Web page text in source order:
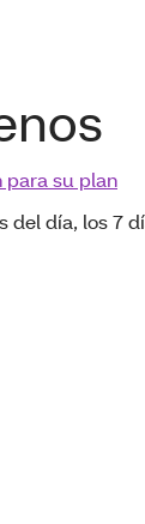
para su plan
del día, los 7